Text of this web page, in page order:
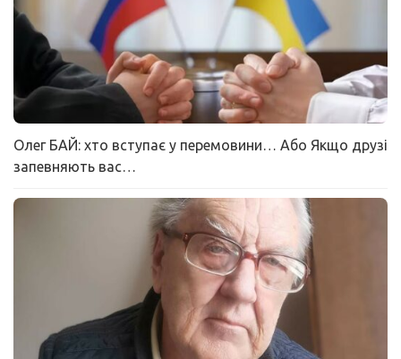
Олег БАЙ: хто вступає у перемовини… Або Якщо друзі
запевняють вас…